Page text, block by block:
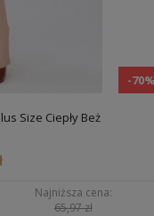
-
Size Ciepły Beż
Najniższa cena:
65,97 zł